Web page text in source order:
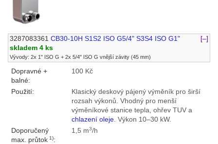
3287083361 CB30-10H S1S2 ISO G5/4" S3S4 ISO G1"
[–]
skladem 4 ks
Vývody: 2x 1" ISO G + 2x 5/4" ISO G vnější závity (45 mm)
Dopravné +
balné:
100 Kč
Použití:
Klasický deskový pájený výměník pro širší
rozsah výkonů. Vhodný pro menší
výměníkové stanice tepla, ohřev TUV a
chlazení oleje. Výkon 10–30 kW.
Doporučený
max. průtok1):
1,5 m3/h